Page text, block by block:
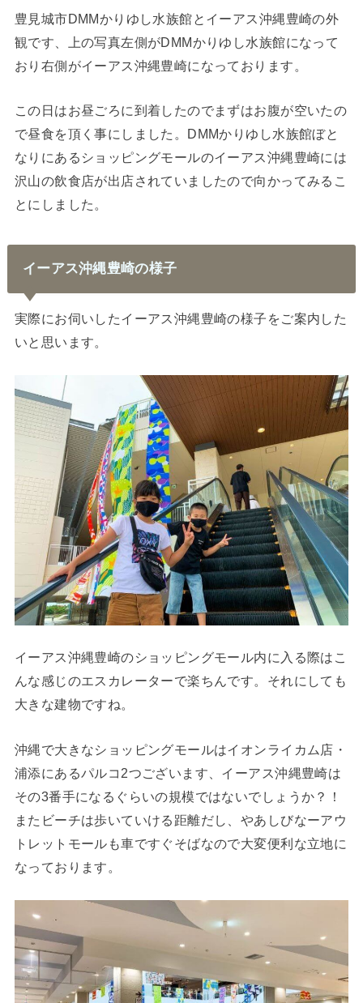
豊見城市DMMかりゆし水族館とイーアス沖縄豊崎の外
観です、上の写真左側がDMMかりゆし水族館になって
おり右側がイーアス沖縄豊崎になっております。
この日はお昼ごろに到着したのでまずはお腹が空いたの
で昼食を頂く事にしました。DMMかりゆし水族館ぼと
なりにあるショッピングモールのイーアス沖縄豊崎には
沢山の飲食店が出店されていましたので向かってみるこ
とにしました。
イーアス沖縄豊崎の様子
実際にお伺いしたイーアス沖縄豊崎の様子をご案内した
いと思います。
イーアス沖縄豊崎のショッピングモール内に入る際はこ
んな感じのエスカレーターで楽ちんです。それにしても
大きな建物ですね。
沖縄で大きなショッピングモールはイオンライカム店・
浦添にあるパルコ2つございます、イーアス沖縄豊崎は
その3番手になるぐらいの規模ではないでしょうか？！
またビーチは歩いていける距離だし、やあしびなーアウ
トレットモールも車ですぐそばなので大変便利な立地に
なっております。